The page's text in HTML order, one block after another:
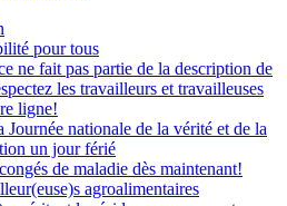
pour tous
ne fait pas partie de la description de
les travailleurs et travailleuses
ligne!
Journée nationale de la vérité et de la
un jour férié
de maladie dès maintenant!
agroalimentaires